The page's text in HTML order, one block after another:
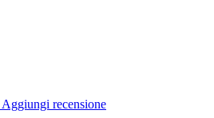
Aggiungi recensione